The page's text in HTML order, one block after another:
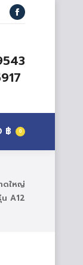
Facebook
฿ 0
ดใหญ่
A12
฿ 0